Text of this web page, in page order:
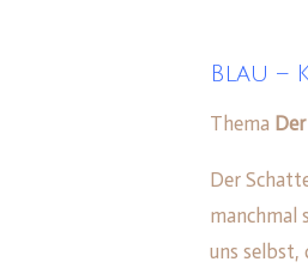
Blau –
Thema
Der
manchmal
uns selbst,